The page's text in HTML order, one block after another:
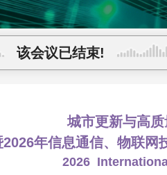
该会议已结束!
城市更新与高
2026年信息通信、物联网
2026